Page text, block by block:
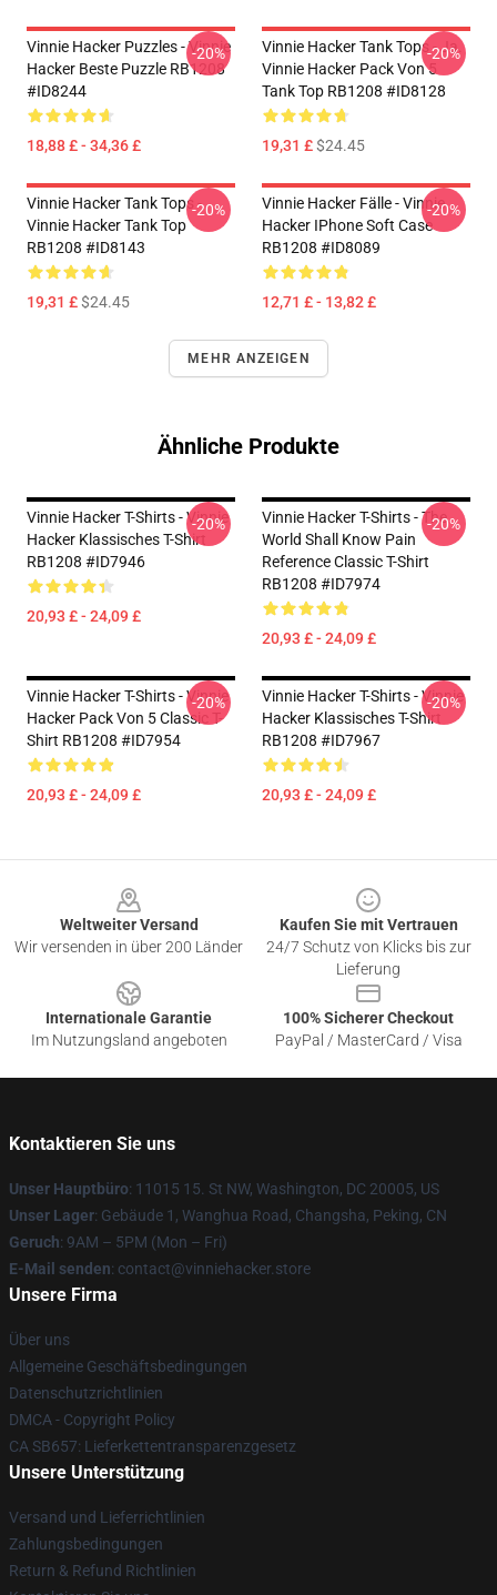
Vinnie Hacker Puzzles - Vinnie
Hacker Beste Puzzle RB1208
#ID8244
18,88 £ - 34,36 £
-20%
Vinnie Hacker Tank Tops - Ja.
Vinnie Hacker Pack Von 5
Tank Top RB1208 #ID8128
19,31 £$24.45
-20%
Vinnie Hacker Tank Tops -
Vinnie Hacker Tank Top
RB1208 #ID8143
19,31 £$24.45
-20%
Vinnie Hacker Fälle - Vinnie
Hacker IPhone Soft Case
RB1208 #ID8089
12,71 £ - 13,82 £
-20%
MEHR ANZEIGEN
Ähnliche Produkte
Vinnie Hacker T-Shirts - Vinnie
Hacker Klassisches T-Shirt
RB1208 #ID7946
20,93 £ - 24,09 £
-20%
Vinnie Hacker T-Shirts - The
World Shall Know Pain
Reference Classic T-Shirt
RB1208 #ID7974
20,93 £ - 24,09 £
-20%
Vinnie Hacker T-Shirts - Vinnie
Hacker Pack Von 5 Classic T-
Shirt RB1208 #ID7954
20,93 £ - 24,09 £
-20%
Vinnie Hacker T-Shirts - Vinnie
Hacker Klassisches T-Shirt
RB1208 #ID7967
20,93 £ - 24,09 £
-20%
Weltweiter Versand
Wir versenden in über 200 Länder
Kaufen Sie mit Vertrauen
24/7 Schutz von Klicks bis zur
Lieferung
Internationale Garantie
Im Nutzungsland angeboten
100% Sicherer Checkout
PayPal / MasterCard / Visa
Kontaktieren Sie uns
Unser Hauptbüro: 11015 15. St NW, Washington, DC 20005, US
Unser Lager: Gebäude 1, Wanghua Road, Changsha, Peking, CN
Geruch: 9AM – 5PM (Mon – Fri)
E-Mail senden: contact@vinniehacker.store
Unsere Firma
Über uns
Allgemeine Geschäftsbedingungen
Datenschutzrichtlinien
DMCA - Copyright Policy
CA SB657: Lieferkettentransparenzgesetz
Unsere Unterstützung
Versand und Lieferrichtlinien
Zahlungsbedingungen
Return & Refund Richtlinien